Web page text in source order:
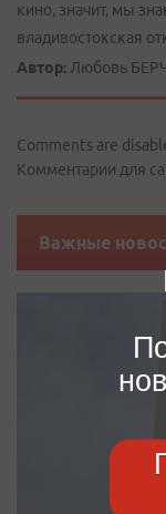
кино, значит, мы
владивостокская
Автор: Любовь
Comments are
Комментарии для
Важные